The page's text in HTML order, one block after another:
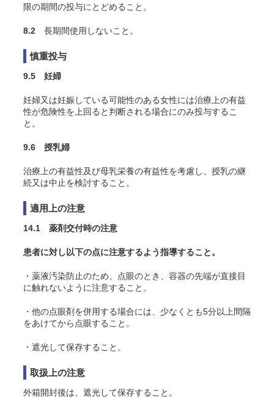
限の期間の投与にとどめること。
8.2 長期間使用しないこと。
慎重投与
9.5 妊婦
妊婦又は妊娠している可能性のある女性には治療上の有益
性が危険性を上回ると判断される場合にのみ投与するこ
と。
9.6 授乳婦
治療上の有益性及び母乳栄養の有益性を考慮し、授乳の継
続又は中止を検討すること。
適用上の注意
14.1 薬剤交付時の注意
患者に対し以下の点に注意するよう指導すること。
・薬液汚染防止のため、点眼のとき、容器の先端が直接目
に触れないように注意すること。
・他の点眼剤を併用する場合には、少なくとも5分以上間隔
をあけてから点眼すること。
・遮光して保存すること。
取扱上の注意
外箱開封後は、遮光して保存すること。